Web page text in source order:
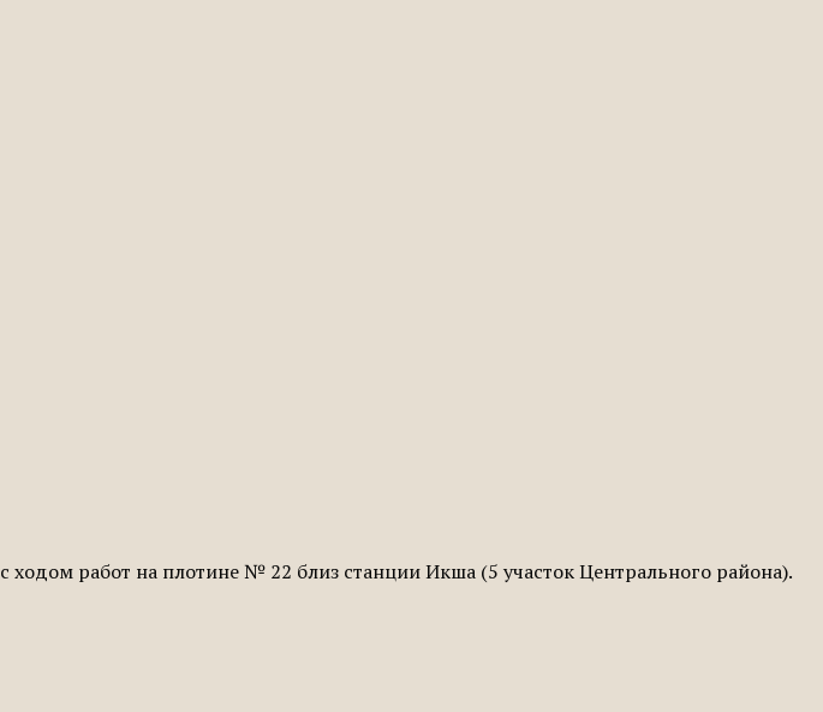
работ на плотине № 22 близ станции Икша (5 участок Центрального района).